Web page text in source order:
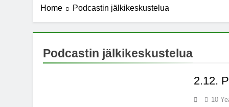
Michael J.
Kannabista
7 Years Ago
Meksiko
Home Podcastin jälkikeskustelua
Podcastin jälkikeskustelua
2.12.
10